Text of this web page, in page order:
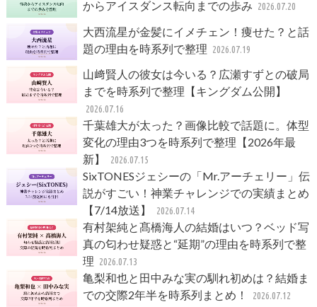
からアイスダンス転向までの歩み 2026.07.20
大西流星が金髪にイメチェン！痩せた？と話
題の理由を時系列で整理 2026.07.19
山﨑賢人の彼女は今いる？広瀬すずとの破局
までを時系列で整理【キングダム公開】
2026.07.16
千葉雄大が太った？画像比較で話題に。体型
変化の理由3つを時系列で整理【2026年最
新】
2026.07.15
SixTONESジェシーの「Mr.アーチェリー」伝
説がすごい！神業チャレンジでの実績まとめ
【7/14放送】
2026.07.14
有村架純と髙橋海人の結婚はいつ？ベッド写
真の匂わせ疑惑と“延期”の理由を時系列で整
理 2026.07.13
亀梨和也と田中みな実の馴れ初めは？結婚ま
での交際2年半を時系列まとめ！
2026.07.12